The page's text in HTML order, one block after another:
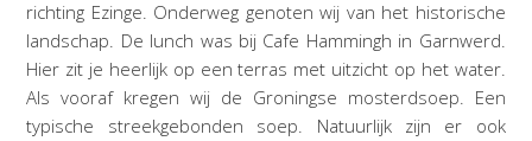
richting Ezinge. Onderweg genoten wij van het historische
landschap. De lunch was bij Cafe Hammingh in Garnwerd.
Hier zit je heerlijk op een terras met uitzicht op het water.
Als vooraf kregen wij de Groningse mosterdsoep. Een
typische streekgebonden soep. Natuurlijk zijn er ook